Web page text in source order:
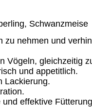
Schwanzmeise
nehmen und
Vögeln, gleichzeitig
und appetitlich.
Lackierung.
effektive